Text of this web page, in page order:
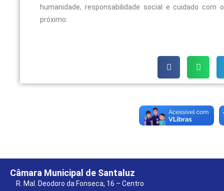
humanidade, responsabilidade social e cuidado com o
próximo.
Câmara Municipal de Santaluz
R. Mal. Deodoro da Fonseca, 16 – Centro